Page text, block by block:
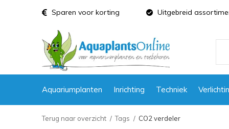
Aquariumplanten Inrichting Techniek
Sparen voor korting Uitgebreid
Terug naar overzicht Tags CO2 verdeler